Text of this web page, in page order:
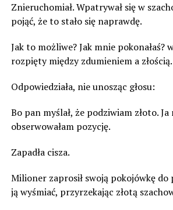
Znieruchomiał. Wpatrywał się w
pojąć, że to stało się naprawdę.
Jak to możliwe? Jak mnie pokonałaś?
rozpięty między zdumieniem a złością.
Odpowiedziała, nie unosząc głosu:
Bo pan myślał, że podziwiam złoto.
obserwowałam pozycję.
Zapadła cisza.
Milioner zaprosił swoją pokojówkę do
ją wyśmiać, przyrzekając złotą